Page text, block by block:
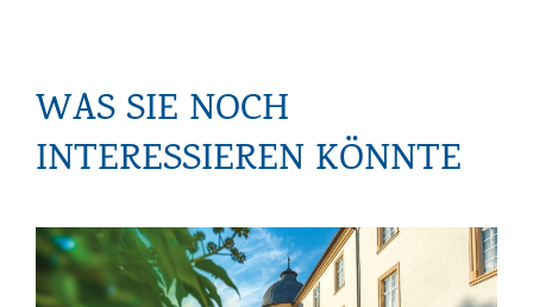
WAS SIE NOCH
INTERESSIEREN KÖNNTE